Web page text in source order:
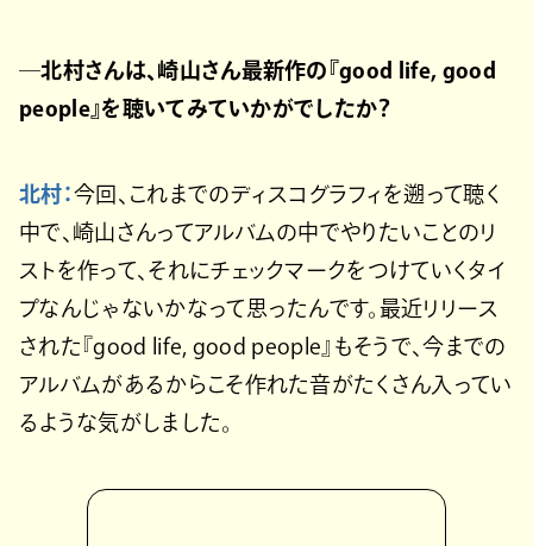
─北村さんは、崎山さん最新作の『good life, good
people』を聴いてみていかがでしたか？
北村：今回、これまでのディスコグラフィを遡って聴く
中で、崎山さんってアルバムの中でやりたいことのリ
ストを作って、それにチェックマークをつけていくタイ
プなんじゃないかなって思ったんです。最近リリース
された『good life, good people』もそうで、今までの
アルバムがあるからこそ作れた音がたくさん入ってい
るような気がしました。